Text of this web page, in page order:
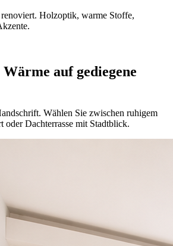
Holzoptik, warme Stoffe,
auf gediegene
Wählen Sie zwischen ruhigem
Dachterrasse mit Stadtblick.